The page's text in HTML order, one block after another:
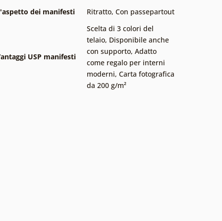
dei manifesti
Ritratto, Con passepartout
USP manifesti
Scelta di 3 colori del
telaio, Disponibile anche
con supporto, Adatto
come regalo per interni
moderni, Carta fotografica
da 200 g/m²